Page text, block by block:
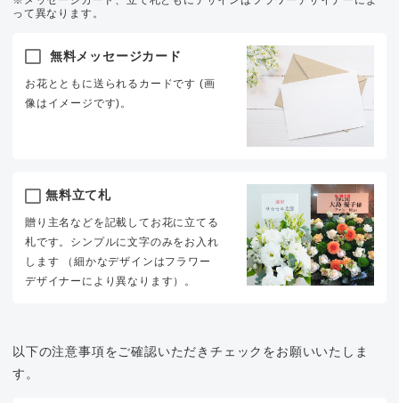
って異なります。
無料メッセージカード
お花とともに送られるカードです (画
像はイメージです)。
無料立て札
贈り主名などを記載してお花に立てる
札です。シンプルに文字のみをお入れ
します （細かなデザインはフラワー
デザイナーにより異なります）。
以下の注意事項をご確認いただきチェックをお願いいたしま
す。